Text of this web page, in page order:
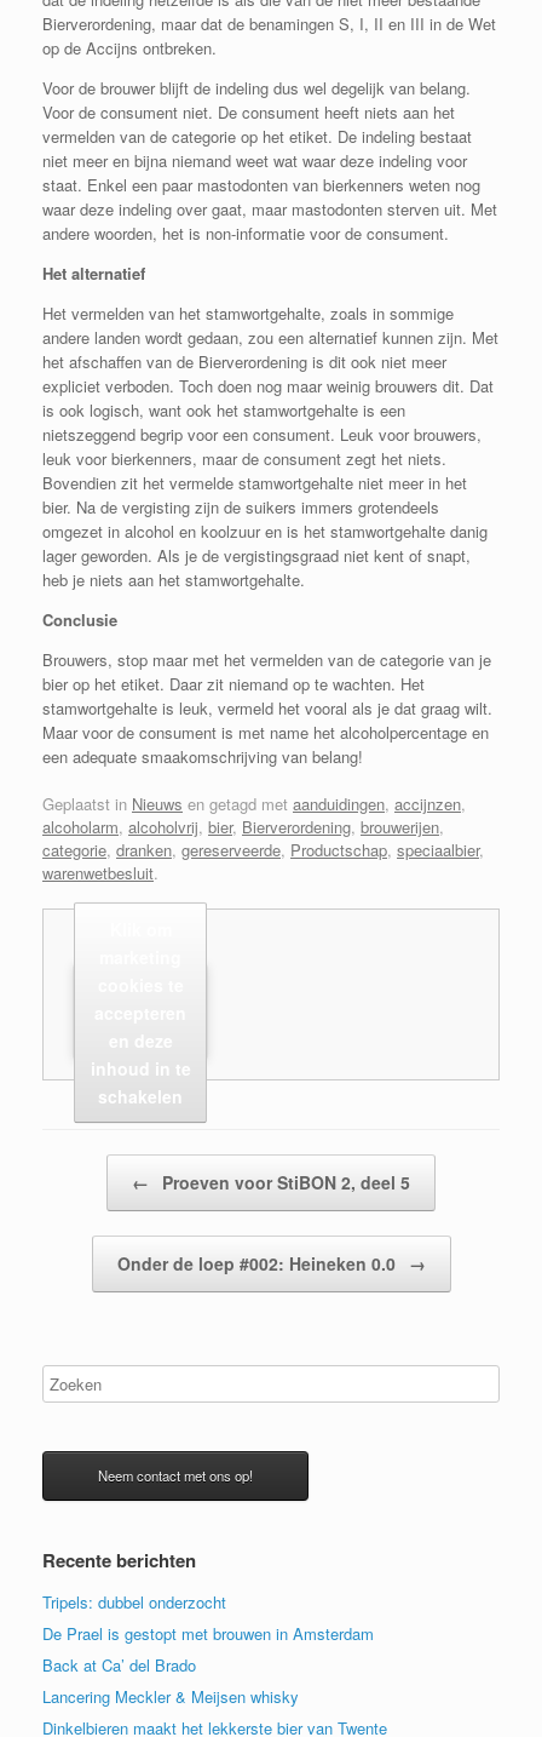
Bierverordening, maar dat de benamingen S, I, II en III in de Wet
op de Accijns ontbreken.
Voor de brouwer blijft de indeling dus wel degelijk van belang.
Voor de consument niet. De consument heeft niets aan het
vermelden van de categorie op het etiket. De indeling bestaat
niet meer en bijna niemand weet wat waar deze indeling voor
staat. Enkel een paar mastodonten van bierkenners weten nog
waar deze indeling over gaat, maar mastodonten sterven uit. Met
andere woorden, het is non-informatie voor de consument.
Het alternatief
Het vermelden van het stamwortgehalte, zoals in sommige
andere landen wordt gedaan, zou een alternatief kunnen zijn. Met
het afschaffen van de Bierverordening is dit ook niet meer
expliciet verboden. Toch doen nog maar weinig brouwers dit. Dat
is ook logisch, want ook het stamwortgehalte is een
nietszeggend begrip voor een consument. Leuk voor brouwers,
leuk voor bierkenners, maar de consument zegt het niets.
Bovendien zit het vermelde stamwortgehalte niet meer in het
bier. Na de vergisting zijn de suikers immers grotendeels
omgezet in alcohol en koolzuur en is het stamwortgehalte danig
lager geworden. Als je de vergistingsgraad niet kent of snapt,
heb je niets aan het stamwortgehalte.
Conclusie
Brouwers, stop maar met het vermelden van de categorie van je
bier op het etiket. Daar zit niemand op te wachten. Het
stamwortgehalte is leuk, vermeld het vooral als je dat graag wilt.
Maar voor de consument is met name het alcoholpercentage en
een adequate smaakomschrijving van belang!
Geplaatst in Nieuws en getagd met aanduidingen, accijnzen,
alcoholarm, alcoholvrij, bier, Bierverordening, brouwerijen,
categorie, dranken, gereserveerde, Productschap, speciaalbier,
warenwetbesluit.
inhoud in te
schakelen
← Proeven voor StiBON 2, deel 5
Onder de loep #002: Heineken 0.0 →
Neem contact met ons op!
Recente berichten
Tripels: dubbel onderzocht
De Prael is gestopt met brouwen in Amsterdam
Back at Ca’ del Brado
Lancering Meckler & Meijsen whisky
Dinkelbieren maakt het lekkerste bier van Twente